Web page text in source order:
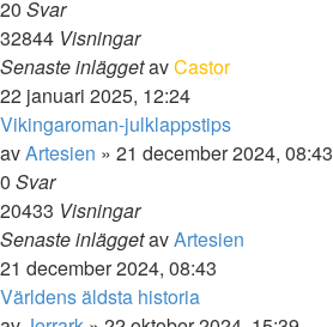
20 Svar
32844 Visningar
Senaste inläggetavCastor
22 januari 2025, 12:24
Vikingaroman-julklappstips
avArtesien » 21 december 2024, 08:43
0 Svar
20433 Visningar
Senaste inläggetavArtesien
21 december 2024, 08:43
Världens äldsta historia